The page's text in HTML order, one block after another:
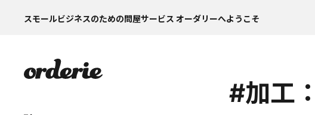
スモールビジネスのための問屋サービス オーダリーへようこそ
#加工